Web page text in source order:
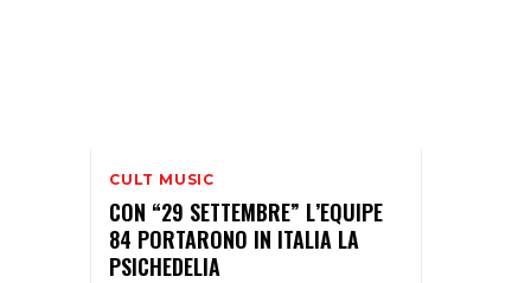
CULT MUSIC
CON “29 SETTEMBRE” L’EQUIPE
84 PORTARONO IN ITALIA LA
PSICHEDELIA